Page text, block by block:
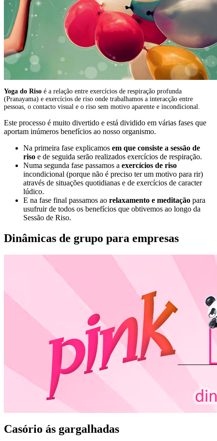
Yoga do Riso é a relação entre exercícios de respiração profunda
(Pranayama) e exercícios de riso onde trabalhamos a interacção entre
pessoas, o contacto visual e o riso sem motivo aparente e incondicional.
Este processo é muito divertido e está dividido em várias fases que
aportam inúmeros benefícios ao nosso organismo.
Na primeira fase explicamos em que consiste a sessão de
riso e de seguida serão realizados exercícios de respiração.
Numa segunda fase passamos a exercícios de riso
incondicional (porque não é preciso ter um motivo para rir)
através de situações quotidianas e de exercícios de caracter
lúdico.
E na fase final passamos ao relaxamento e meditação para
usufruir de todos os benefícios que obtivemos ao longo da
Sessão de Riso.
Dinâmicas de grupo para empresas
Casório ás gargalhadas